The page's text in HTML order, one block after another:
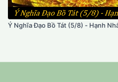
Ý Nghĩa Đạo Bồ Tát (5/8) - Hạnh